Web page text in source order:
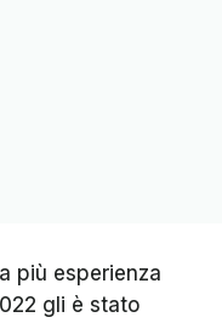
più esperienza
gli è stato